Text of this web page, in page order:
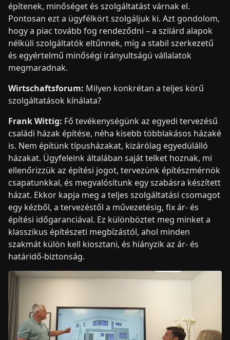
építenek, minőséget és szolgáltatást várnak el.
Pontosan ezt a ügyfélkört szolgáljuk ki. Azt gondolom,
hogy a piac tovább fog rendeződni – a szilárd alapok
nélküli szolgáltatók eltűnnek, míg a stabil szerkezetű
és egyértelmű minőségi irányultságú vállalatok
megmaradnak.
Wirtschaftsforum: Milyen konkrétan a teljes körű
szolgáltatások kínálata?
Frank Wittig: Fő tevékenységünk az egyedi tervezésű
családi házak építése, néha kisebb többlakásos házaké
is. Nem építünk típusházakat, kizárólag egyedülálló
házakat. Ügyfeleink általában saját telket hoznak, mi
ellenőrizzük az építési jogot, tervezünk építészmérnök
csapatunkkal, és megvalósítunk egy szabásra készített
házat. Ekkor kapja meg a teljes szolgáltatási csomagot
egy kézből, a tervezéstől a művezetésig, fix ár- és
építési időgaranciával. Ez különböztet meg minket a
klasszikus építészeti megbízástól, ahol minden
szakmát külön kell kiosztani, és hiányzik az ár- és
határidő-biztonság.